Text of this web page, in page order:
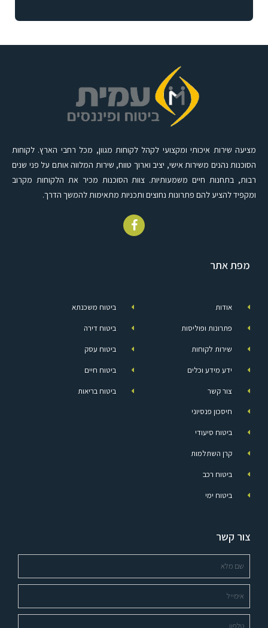
מציעה שירות איכותי ומקצועי לקהל לקוחות מגוון, מכל רחבי הארץ. לקוחות
הסוכנות נהנים משירות אישי, יציב וארוך טווח, שירות המלווה אותם על פני שנים
רבות, בתחנות חיים משמעותיות. צוות הסוכנות מכיר את הלקוחות מקרוב
ומקפיד להציע להם פתרונות נחוצים ותכניות מתאימות להמשך הדרך.
מפת אתר
אודות
פתרונות ופוליסות
שירות לקוחות
ידע מידע וכלים
צור קשר
ביטוח משכנתא
ביטוח דירה
ביטוח עסק
ביטוח חיים
ביטוח בריאות
חיסכון פנסיוני
ביטוח סיעודי
קרן השתלמות
ביטוח רכב
ביטוח ימי
צור קשר